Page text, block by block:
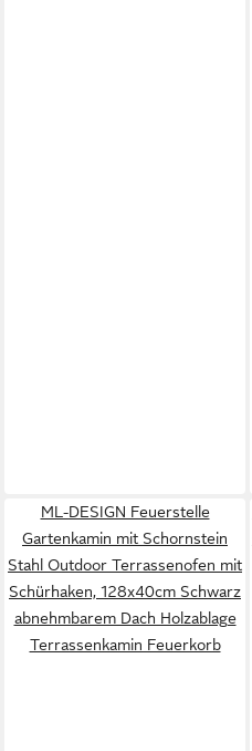
ML-DESIGN Feuerstelle
Gartenkamin mit Schornstein
Stahl Outdoor Terrassenofen mit
Schürhaken, 128x40cm Schwarz
abnehmbarem Dach Holzablage
Terrassenkamin Feuerkorb